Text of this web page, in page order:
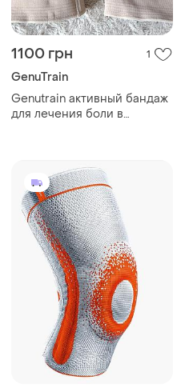
1100 грн 1
GenuTrain
Genutrain активный бандаж
для лечения боли в